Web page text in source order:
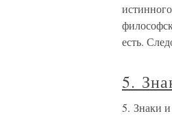
есть.
5.
5. Знаки и